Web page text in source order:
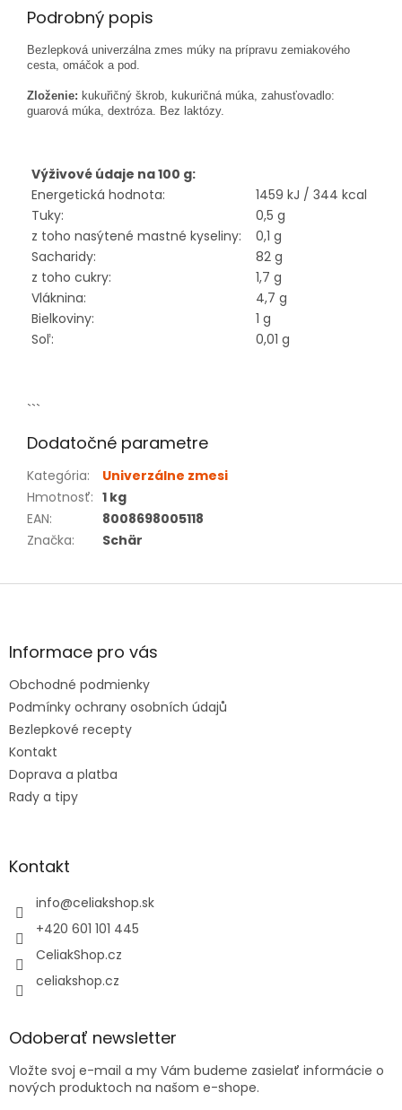
Podrobný popis
Bezlepková univerzálna zmes múky na prípravu zemiakového
cesta, omáčok a pod.
Zloženie: kukuřičný škrob, kukuričná múka, zahusťovadlo:
guarová múka, dextróza. Bez laktózy.
Výživové údaje na 100 g:
Energetická hodnota:
1459 kJ / 344 kcal
Tuky:
0,5 g
z toho nasýtené mastné kyseliny:
0,1 g
Sacharidy:
82 g
z toho cukry:
1,7 g
Vláknina:
4,7 g
Bielkoviny:
1 g
Soľ:
0,01 g
```
Dodatočné parametre
Kategória:
Univerzálne zmesi
Hmotnosť: 1 kg
EAN:
8008698005118
Značka: Schär
Z
ä
e
Informace pro vás
Obchodné podmienky
Podmínky ochrany osobních údajů
Bezlepkové recepty
Kontakt
Doprava a platba
Rady a tipy
Kontakt
info@celiakshop.sk
+420 601 101 445
CeliakShop.cz
celiakshop.cz
Odoberať newsletter
Vložte svoj e-mail a my Vám budeme zasielať informácie o
nových produktoch na našom e-shope.